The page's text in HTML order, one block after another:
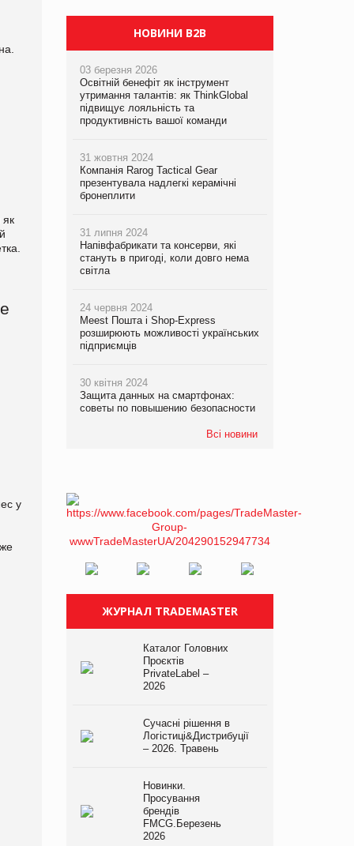
як
у
НОВИНИ B2B
03 березня 2026
Освітній бенефіт як інструмент
утримання талантів: як ThinkGlobal
підвищує лояльність та
продуктивність вашої команди
31 жовтня 2024
Компанія Rarog Tactical Gear
презентувала надлегкі керамічні
бронеплити
31 липня 2024
Напівфабрикати та консерви, які
стануть в пригоді, коли довго нема
світла
24 червня 2024
Meest Пошта і Shop-Express
розширюють можливості українських
підприємців
30 квітня 2024
Защита данных на смартфонах:
советы по повышению безопасности
Всі новини
ЖУРНАЛ TRADEMASTER
Каталог Головних
Проєктів
PrivateLabel –
2026
Сучасні рішення в
Логістиці&Дистрибуції
– 2026. Травень
Новинки.
Просування
брендів
FMCG.Березень
2026